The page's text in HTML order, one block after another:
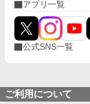
アプリ一覧
公式SNS一覧
ご利用について